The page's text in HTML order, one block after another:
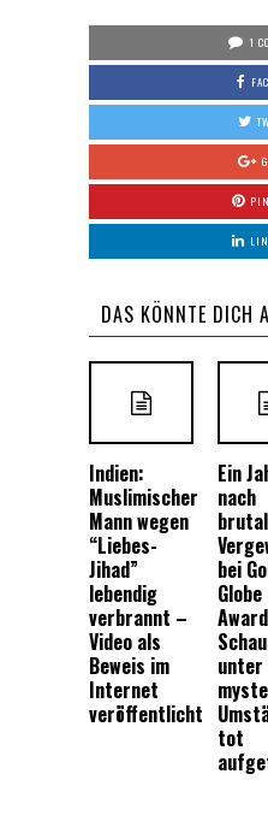
1
DAS KÖNNTE DICH
Indien:
Muslimischer
Mann wegen
“Liebes-
Jihad”
lebendig
verbrannt –
Video als
Beweis im
Internet
veröffentlicht
Ein
nach
bei
Globe
unter
tot